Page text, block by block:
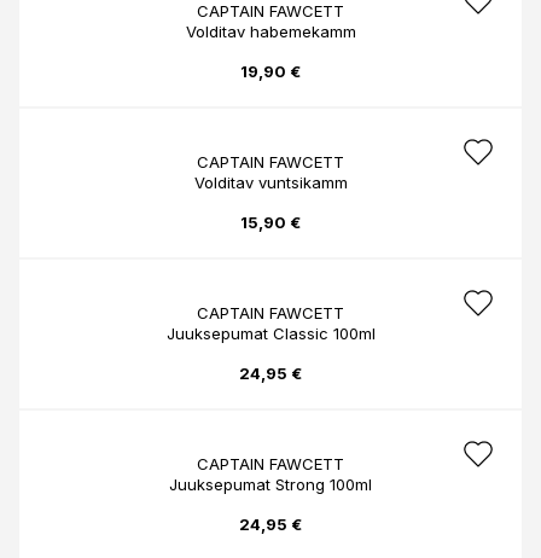
CAPTAIN FAWCETT
Volditav habemekamm
19,90 €
CAPTAIN FAWCETT
Volditav vuntsikamm
15,90 €
CAPTAIN FAWCETT
Juuksepumat Classic 100ml
24,95 €
CAPTAIN FAWCETT
Juuksepumat Strong 100ml
24,95 €